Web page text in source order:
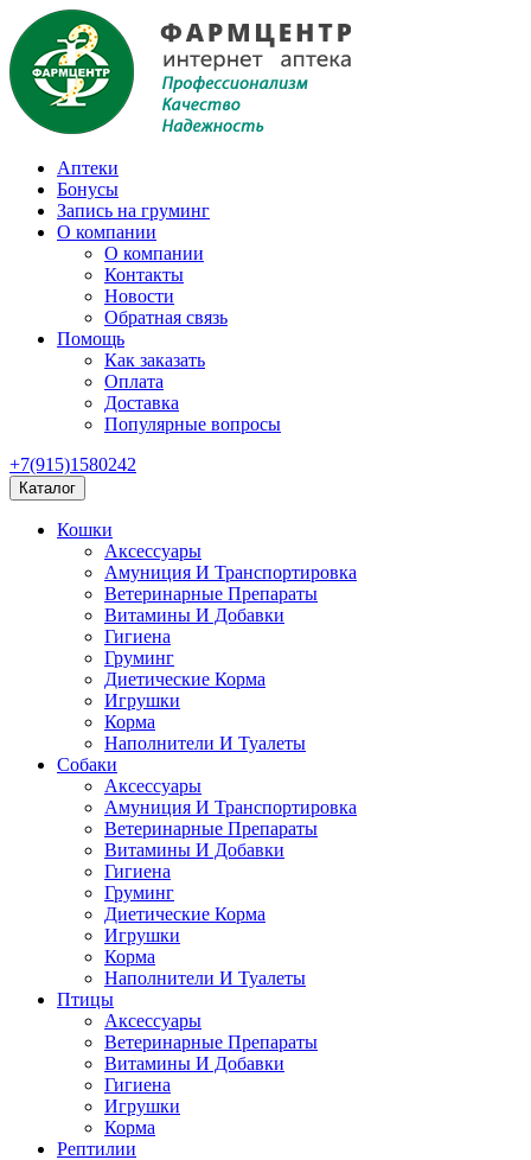
Аптеки
Бонусы
Запись на груминг
О компании
О компании
Контакты
Новости
Обратная связь
Помощь
Как заказать
Оплата
Доставка
Популярные вопросы
+7(915)1580242
Каталог
Кошки
Аксессуары
Амуниция И Транспортировка
Ветеринарные Препараты
Витамины И Добавки
Гигиена
Груминг
Диетические Корма
Игрушки
Корма
Наполнители И Туалеты
Собаки
Аксессуары
Амуниция И Транспортировка
Ветеринарные Препараты
Витамины И Добавки
Гигиена
Груминг
Диетические Корма
Игрушки
Корма
Наполнители И Туалеты
Птицы
Аксессуары
Ветеринарные Препараты
Витамины И Добавки
Гигиена
Игрушки
Корма
Рептилии